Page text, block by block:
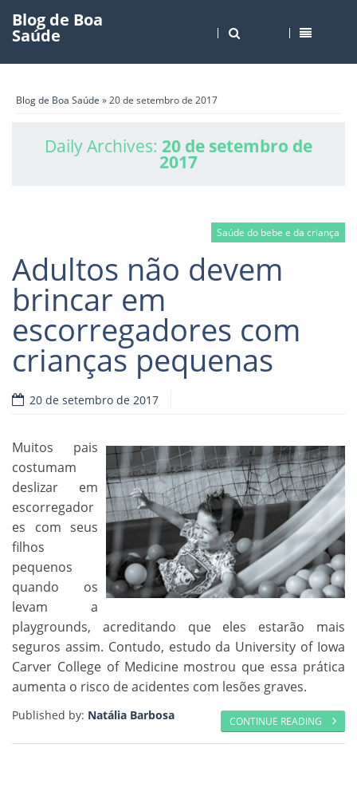
Blog de Boa
Saúde
Blog de Boa Saúde » 20 de setembro de 2017
Daily Archives: 20 de setembro de
2017
Saúde do bebe e da criança
Adultos não devem
brincar em
escorregadores com
crianças pequenas
20 de setembro de 2017
Muitos pais
costumam
deslizar em
escorregador
es com seus
filhos
pequenos
quando os
levam a
playgrounds, acreditando que eles estarão mais
seguros assim. Contudo, estudo da University of Iowa
Carver College of Medicine mostrou que essa prática
aumenta o risco de acidentes com lesões graves.
CONTINUE READING
Published by: Natália Barbosa